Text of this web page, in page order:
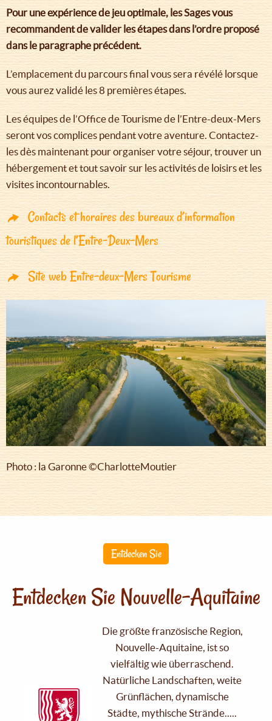
Pour une expérience de jeu optimale, les Sages vous
recommandent de valider les étapes dans l’ordre proposé
dans le paragraphe précédent.
L’emplacement du parcours final vous sera révélé lorsque
vous aurez validé les 8 premières étapes.
Les équipes de l’Office de Tourisme de l’Entre-deux-Mers
seront vos complices pendant votre aventure. Contactez-
les dès maintenant pour organiser votre séjour, trouver un
hébergement et tout savoir sur les activités de loisirs et les
visites incontournables.
Contacts et horaires des bureaux d’information
touristiques de l’Entre-Deux-Mers
Site web Entre-deux-Mers Tourisme
Photo : la Garonne ©CharlotteMoutier
Entdecken Sie
Entdecken Sie Nouvelle-Aquitaine
Die größte französische Region,
Nouvelle-Aquitaine, ist so
vielfältig wie überraschend.
Natürliche Landschaften, weite
Grünflächen, dynamische
Städte, mythische Strände.....